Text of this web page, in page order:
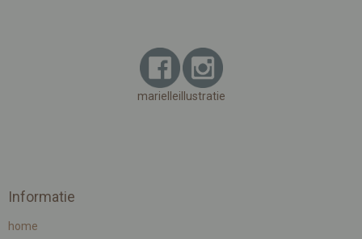
marielleillustratie
Informatie
home